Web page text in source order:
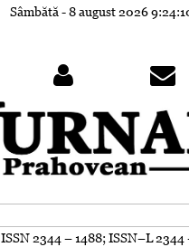
Sâmbătă - 8 august 2026
ISSN 2344 – 1488; ISSN–L 2344